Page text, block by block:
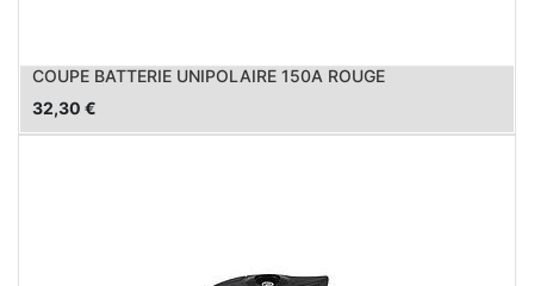
COUPE BATTERIE UNIPOLAIRE 150A ROUGE
32,30 €